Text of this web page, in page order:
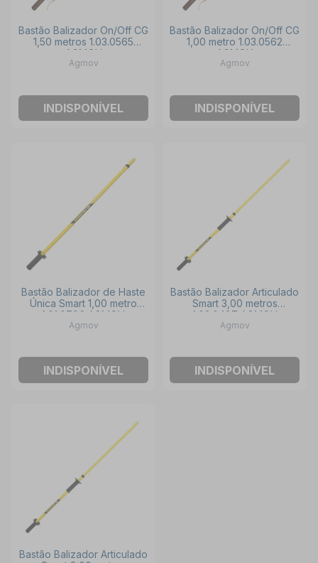
Bastão Balizador On/Off CG
1,50 metros 1.03.0565
AGMOV
Agmov
INDISPONÍVEL
Bastão Balizador On/Off CG
1,00 metro 1.03.0562
AGMOV
Agmov
INDISPONÍVEL
Bastão Balizador de Haste
Única Smart 1,00 metro
1.01.0796 AGMOV
Agmov
INDISPONÍVEL
Bastão Balizador Articulado
Smart 3,00 metros
1.02.0487 AGMOV
Agmov
INDISPONÍVEL
Bastão Balizador Articulado